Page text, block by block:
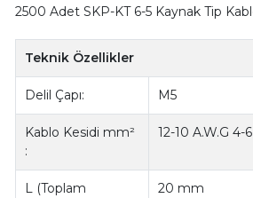
2500 Adet SKP-KT 6-5 Kaynak Tip
Teknik Özellikler
Delil Çapı: M5
Kablo Kesidi mm²
:
12-10 A.W.G 4-
L (Toplam
20 mm